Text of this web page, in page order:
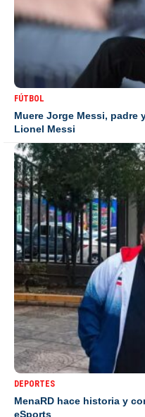
FÚTBOL
Muere Jorge Messi, padre
Lionel Messi
DEPORTES
MenaRD hace historia y
eSports